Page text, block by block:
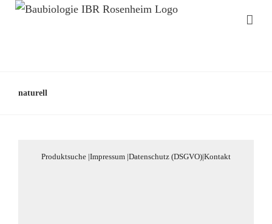
naturell
Produktsuche |Impressum |Datenschutz (DSGVO)|Kontakt